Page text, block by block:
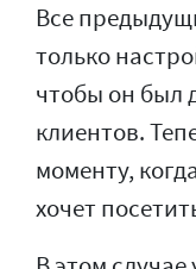
Все
только
чтобы он был
клиентов.
моменту,
хочет